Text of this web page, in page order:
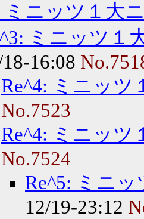
ミニッツ１大
ミニッツ１
16:08
Re^4: ミニッツ
No.7523
Re^4: ミニッツ
No.7524
Re^5: ミニ
12/19-23:12